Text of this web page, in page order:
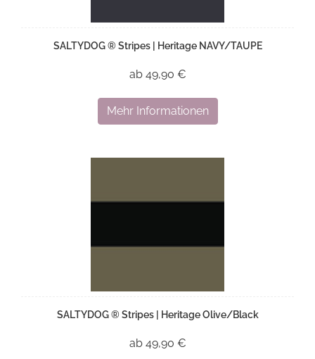
SALTYDOG ® Stripes | Heritage NAVY/TAUPE
ab 49,90 €
Mehr Informationen
SALTYDOG ® Stripes | Heritage Olive/Black
ab 49,90 €